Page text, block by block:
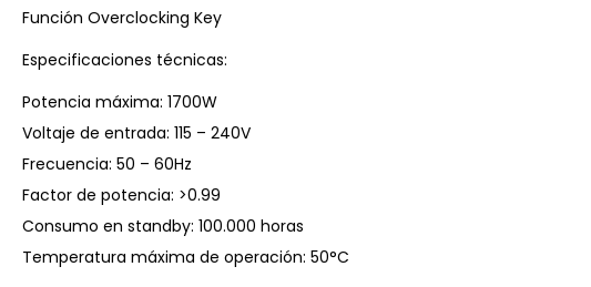
Función Overclocking Key
Especificaciones técnicas:
Potencia máxima: 1700W
Voltaje de entrada: 115 – 240V
Frecuencia: 50 – 60Hz
Factor de potencia: >0.99
Consumo en standby: 100.000 horas
Temperatura máxima de operación: 50°C